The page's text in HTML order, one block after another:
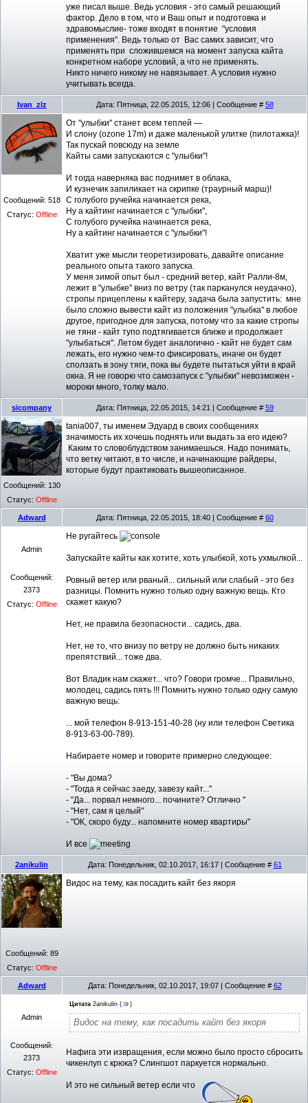
уже писал выше. Ведь условия - это самый решающий
фактор. Дело в том, что и Ваш опыт и подготовка и
здравомыслие- тоже входят в понятие "условия
применения". Ведь только от Вас самих зависит, что
применять при сложившемся на момент запуска кайта
конкретном наборе условий, а что не применять.
Никто ничего никому не навязывает. А условия нужно
учитывать всегда.
Ivan_zlz Дата: Пятница, 22.05.2015, 12:06 | Сообщение # 58
Сообщений: 518
Статус: Offline
От "улыбки" станет всем теплей —
И слону (ozone 17m) и даже маленькой улитке (пилотажка)!
Так пускай повсюду на земле
Кайты сами запускаются с "улыбки"!
И тогда наверняка вас поднимет в облака,
И кузнечик запиликает на скрипке (траурный марш)!
С голубого ручейка начинается река,
Ну а кайтинг начинается с "улыбки",
С голубого ручейка начинается река,
Ну а кайтинг начинается с "улыбки"!
Хватит уже мысли теоретизировать, давайте описание
реального опыта такого запуска.
У меня зимой опыт был - средний ветер, кайт Ралли-8м,
лежит в "улыбке" вниз по ветру (так парканулся неудачно),
стропы прицеплены к кайтеру, задача была запустить: мне
было сложно вывести кайт из положения "улыбка" в любое
другое, пригодное для запуска, потому что за какие стропы
не тяни - кайт тупо подтягивается ближе и продолжает
"улыбаться". Летом будет аналогично - кайт не будет сам
лежать, его нужно чем-то фиксировать, иначе он будет
сползать в зону тяги, пока вы будете пытаться уйти в край
окна. Я не говорю что самозапуск с "улыбки" невозможен -
мороки много, толку мало.
sicompany Дата: Пятница, 22.05.2015, 14:21 | Сообщение # 59
Сообщений: 130
Статус: Offline
tania007, ты именем Эдуард в своих сообщениях
значимость их хочешь поднять или выдать за его идею?
Каким то словоблудством занимаешься. Надо понимать,
что ветку читают, в то числе, и начинающие райдеры,
которые будут практиковать вышеописанное.
Adward Дата: Пятница, 22.05.2015, 18:40 | Сообщение # 60
Admin
Сообщений:
2373
Статус: Offline
Не ругайтесь
Запускайте кайты как хотите, хоть улыбкой, хоть ухмылкой...
Ровный ветер или рваный... сильный или слабый - это без
разницы. Помнить нужно только одну важную вещь. Кто
скажет какую?
Нет, не правила безопасности... садись, два.
Нет, не то, что внизу по ветру не должно быть никаких
препятствий... тоже два.
Вот Владик нам скажет... что? Говори громче... Правильно,
молодец, садись пять !!! Помнить нужно только одну самую
важную вещь:
... мой телефон 8-913-151-40-28 (ну или телефон Светика
8-913-63-00-789).
Набираете номер и говорите примерно следующее:
- "Вы дома?
- "Тогда я сейчас заеду, завезу кайт..."
- "Да... порвал немного... почините? Отлично "
- "Нет, сам я целый"
- "ОК, скоро буду... напомните номер квартиры"
И все
2anikulin Дата: Понедельник, 02.10.2017, 16:17 | Сообщение # 61
Сообщений: 89
Статус: Offline
Видос на тему, как посадить кайт без якоря
Adward Дата: Понедельник, 02.10.2017, 19:07 | Сообщение # 62
Admin
Сообщений:
2373
Статус: Offline
Цитата 2anikulin ( )
Видос на тему, как посадить кайт без якоря
Нафига эти извращения, если можно было просто сбросить
чикенлуп с крюка? Слингшот паркуется нормально.
И это не сильный ветер если что